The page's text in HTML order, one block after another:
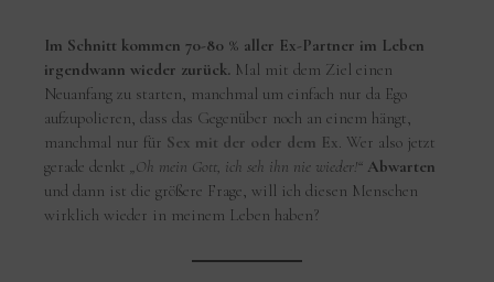
Im Schnitt kommen 70-80 % aller Ex-Partner im Leben
irgendwann wieder zurück. Mal mit dem Ziel einen
Neuanfang zu starten, manchmal um einfach nur da Ego
aufzupolieren, dass das Gegenüber noch an einem hängt,
manchmal nur für Sex mit der oder dem Ex. Wer also jetzt
gerade denkt„Oh mein Gott, ich seh ihn nie wieder!“ Abwarten
und dann ist die größere Frage, will ich diesen Menschen
wirklich wieder in meinem Leben haben?